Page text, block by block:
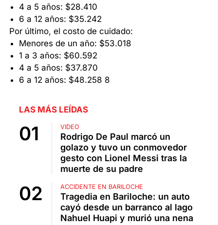
4 a 5 años: $28.410
6 a 12 años: $35.242
Por último, el costo de cuidado:
Menores de un año: $53.018
1 a 3 años: $60.592
4 a 5 años: $37.870
6 a 12 años: $48.258 8
LAS MÁS LEÍDAS
VIDEO
Rodrigo De Paul marcó un
golazo y tuvo un conmovedor
gesto con Lionel Messi tras la
muerte de su padre
ACCIDENTE EN BARILOCHE
Tragedia en Bariloche: un auto
cayó desde un barranco al lago
Nahuel Huapi y murió una nena